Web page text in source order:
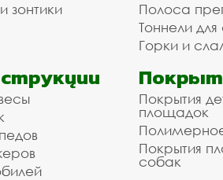
зонтики
Полоса
Тоннели
Горки и
Покрытия
площадок
Покрытия
собак